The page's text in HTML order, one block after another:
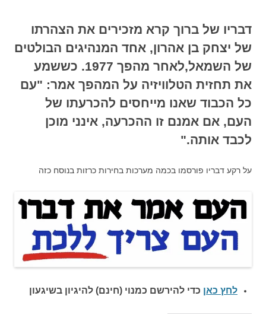
דבריו של ברוך קרא מזכירים את הצהרתו
של יצחק בן אהרון, אחד המנהיגים הבולטים
של השמאל,לאחר מהפך 1977. כששמע
את תחזית הטלוויזיה על המהפך אמר: "עם
כל הכבוד שאנו מייחסים להכרעתו של
העם, אם אמנם זו ההכרעה, אינני מוכן
לכבד אותה."
על רקע דבריו פורסמו בכמה מערכות בחירות כרזות בנוסח כזה
לחץ כאן כדי להירשם כמנוי (חינם) להיגיון בשיגעון